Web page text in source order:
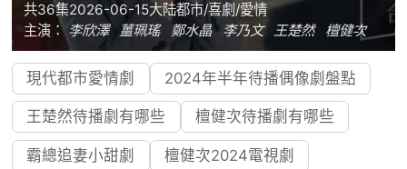
共36集2026-06-15大陆都市/喜劇/愛情
主演： 李欣澤 薑珮瑤 鄭水晶 李乃文 王楚然 檀健次
現代都市愛情劇 2024年半年待播偶像劇盤點
王楚然待播劇有哪些 檀健次待播劇有哪些
霸總追妻小甜劇 檀健次2024電視劇